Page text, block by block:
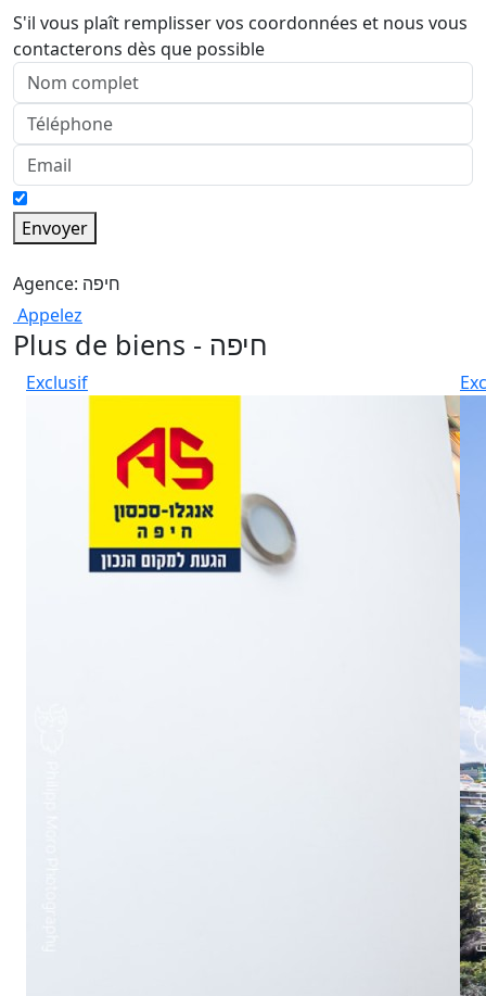
S'il vous plaît remplisser vos coordonnées et nous vous
contacterons dès que possible
Envoyer
Agence: חיפה
Appelez
Plus de biens - חיפה
Exclusif